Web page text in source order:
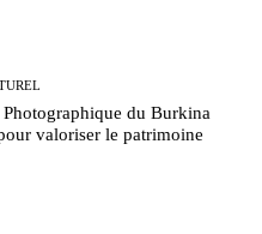
Photographique du Burkina
valoriser le patrimoine